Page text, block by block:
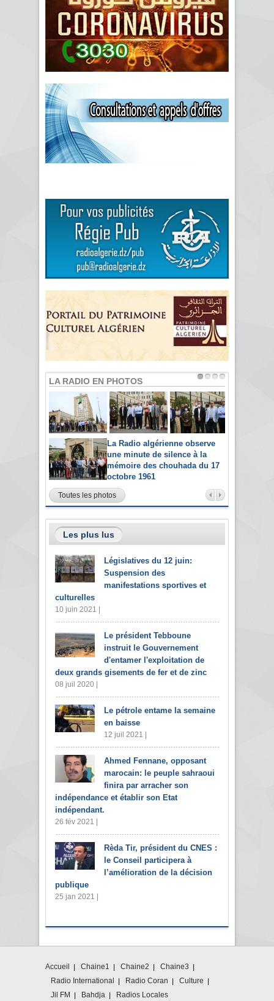
LA RADIO EN PHOTOS
La Radio algérienne observe
une minute de silence à la
mémoire des chouhada du 17
octobre 1961
Toutes les photos
Les plus lus
Législatives du 12 juin:
Suspension des
manifestations sportives et
culturelles
10 juin 2021 |
Le président Tebboune
instruit le Gouvernement
d'entamer l'exploitation de
deux grands gisements de fer et de zinc
08 juil 2020 |
Le pétrole entame la semaine
en baisse
12 juil 2021 |
Ahmed Fennane, opposant
marocain: le peuple sahraoui
finira par arracher son
indépendance et établir son Etat
indépendant.
26 fév 2021 |
Rèda Tir, président du CNES :
le Conseil participera à
l’amélioration de la décision
publique
25 jan 2021 |
Accueil Chaine1 Chaine2
Chaine3
Radio International
Radio Coran
Culture
Jil FM
Bahdja Radios Locales